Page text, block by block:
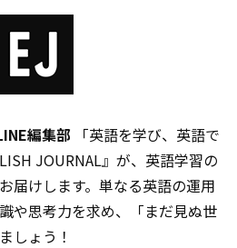
編集部 「英語を学び、英語で
JOURNAL』が、英語学習の
届けします。単なる英語の運用
や思考力を求め、「まだ見ぬ世
しょう！